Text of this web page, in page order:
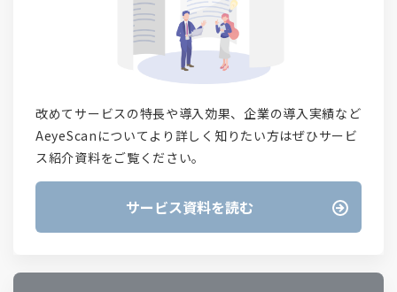
改めてサービスの特長や導入効果、企業の導入実績など
AeyeScanについてより詳しく知りたい方はぜひサービ
ス紹介資料をご覧ください。
サービス資料を読む